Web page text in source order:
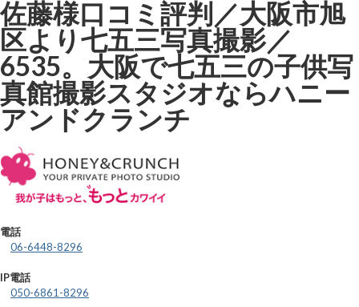
佐藤様口コミ評判／大阪市旭
区より七五三写真撮影／
6535。大阪で七五三の子供写
真館撮影スタジオならハニー
アンドクランチ
電話
06-6448-8296
IP電話
050-6861-8296